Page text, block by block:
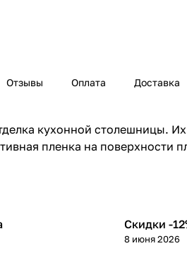
Отзывы Оплата Доставка
кухонной столешницы.
пленка на
Скидки -
8 июня 2026